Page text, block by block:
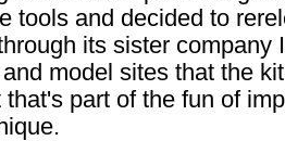
tools and decided to
its sister company
model sites that the
part of the fun of